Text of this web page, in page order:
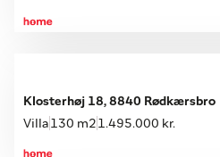
Lørdag 15.08, kl. 10.00-14.00
Klosterhøj 18, 8840 Rødkærsbro
Villa 130 m2 1.495.000 kr.